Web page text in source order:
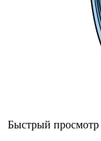
Быстрый просмотр